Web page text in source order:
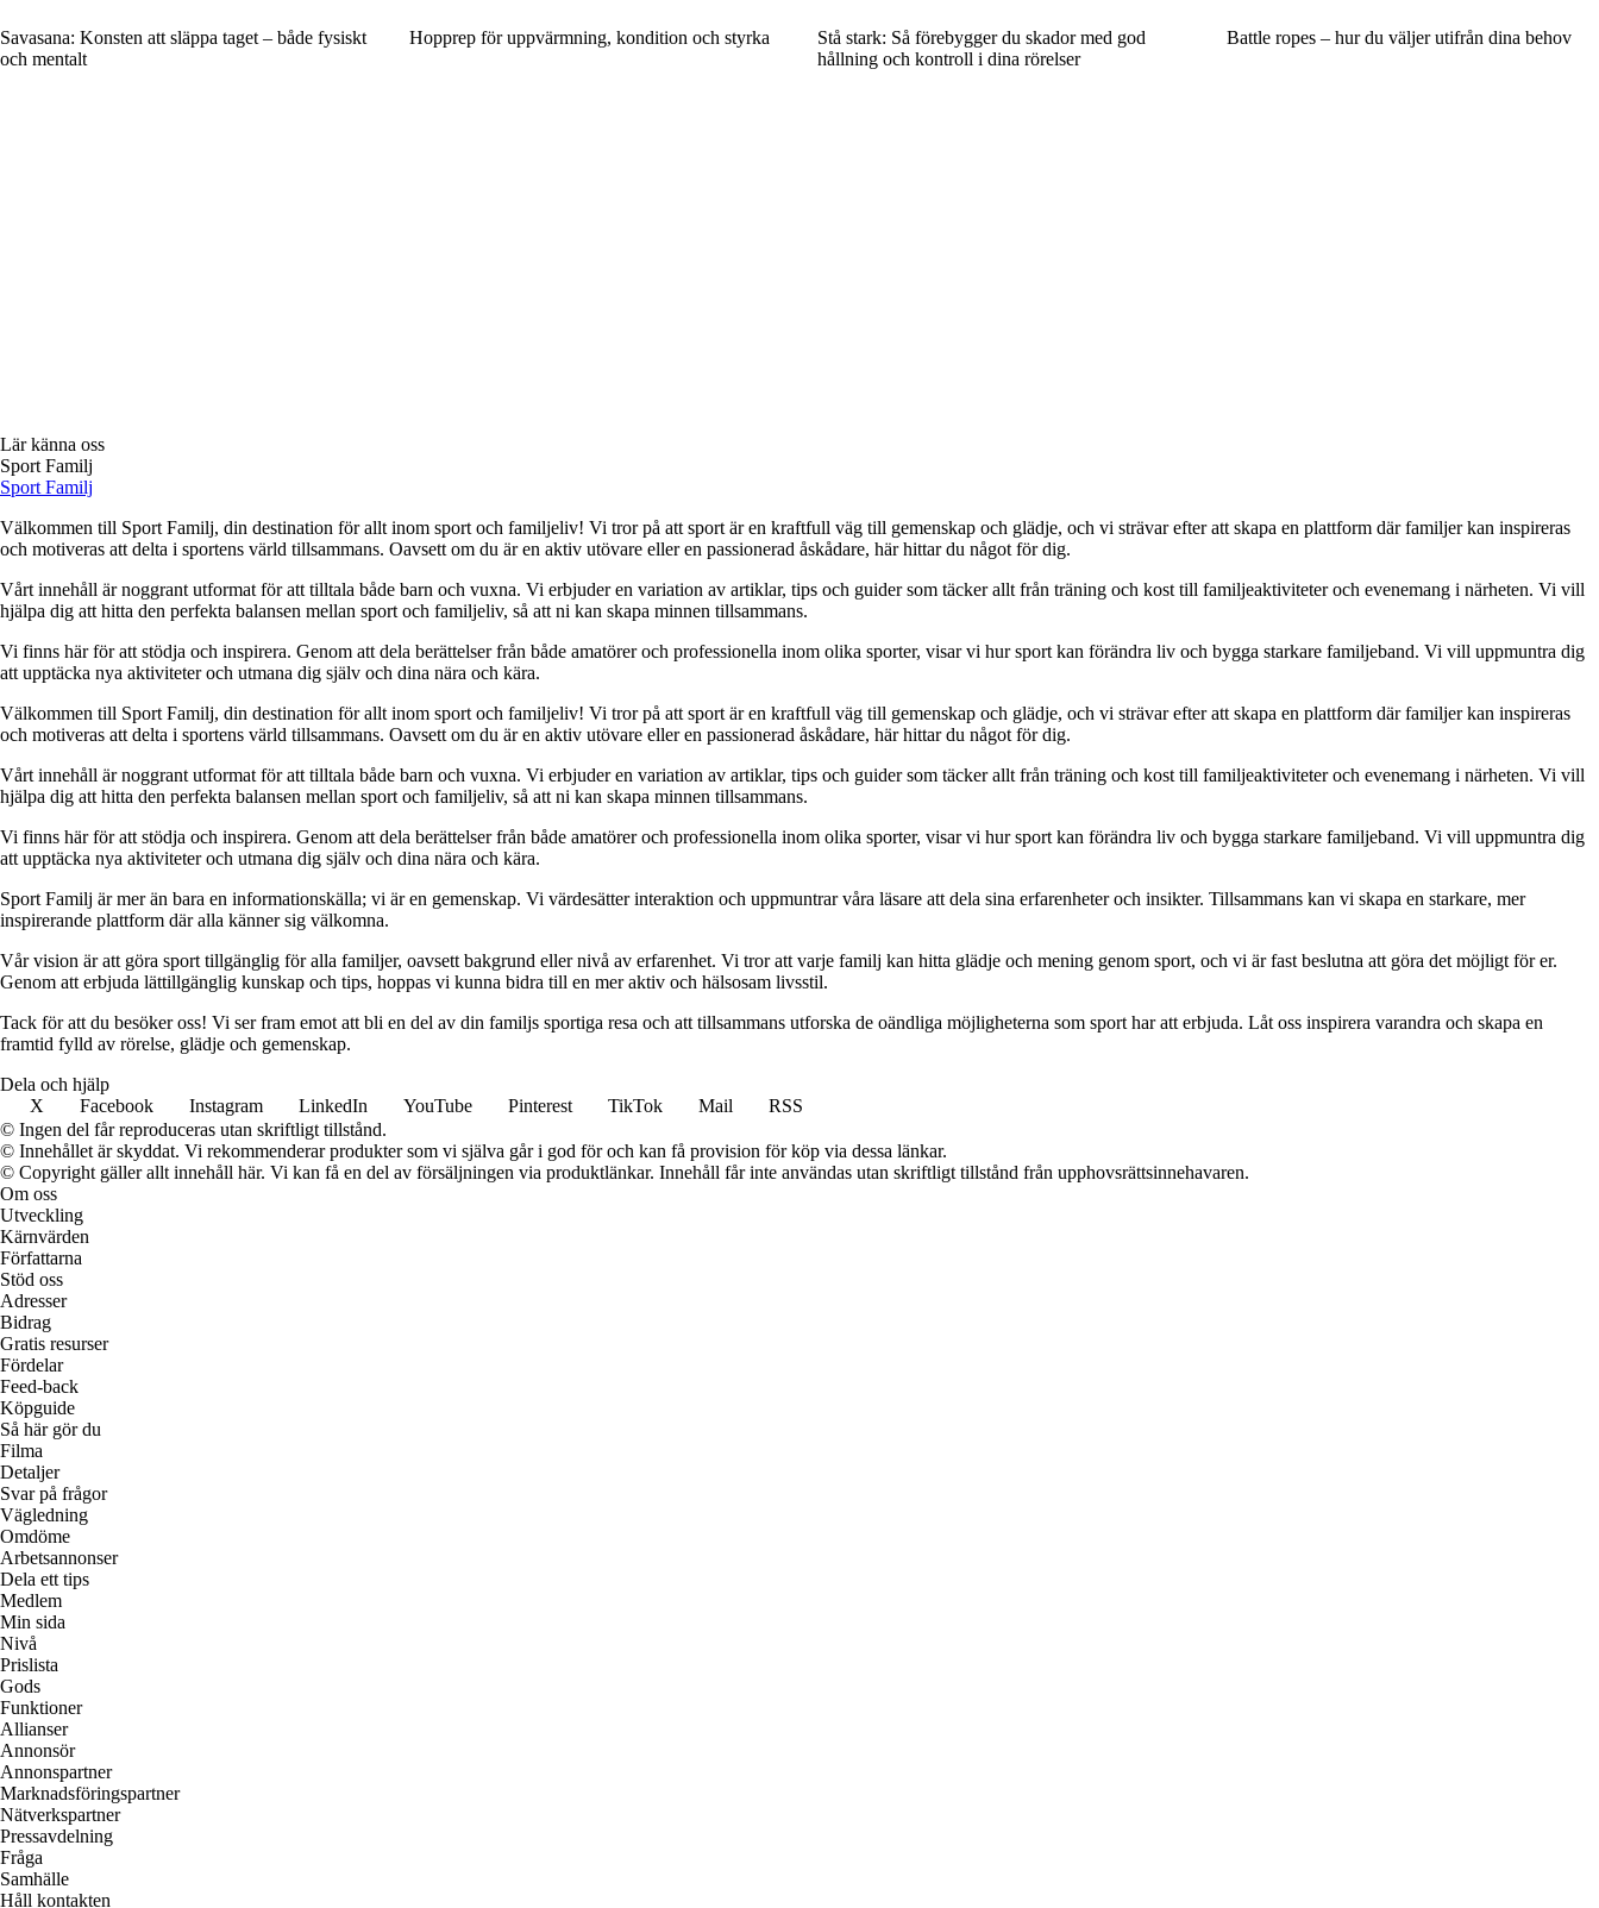
Savasana: Konsten att släppa taget – både fysiskt
och mentalt
Hopprep för uppvärmning, kondition och styrka
Stå stark: Så förebygger du skador med god
hållning och kontroll i dina rörelser
Battle ropes – hur du väljer utifrån dina behov
Lär känna oss
Sport Familj
Sport Familj
Välkommen till Sport Familj, din destination för allt inom sport och familjeliv! Vi tror på att sport är en kraftfull väg till gemenskap och glädje, och vi strävar efter att skapa en plattform där familjer kan inspireras
och motiveras att delta i sportens värld tillsammans. Oavsett om du är en aktiv utövare eller en passionerad åskådare, här hittar du något för dig.
Vårt innehåll är noggrant utformat för att tilltala både barn och vuxna. Vi erbjuder en variation av artiklar, tips och guider som täcker allt från träning och kost till familjeaktiviteter och evenemang i närheten. Vi vill
hjälpa dig att hitta den perfekta balansen mellan sport och familjeliv, så att ni kan skapa minnen tillsammans.
Vi finns här för att stödja och inspirera. Genom att dela berättelser från både amatörer och professionella inom olika sporter, visar vi hur sport kan förändra liv och bygga starkare familjeband. Vi vill uppmuntra dig
att upptäcka nya aktiviteter och utmana dig själv och dina nära och kära.
Välkommen till Sport Familj, din destination för allt inom sport och familjeliv! Vi tror på att sport är en kraftfull väg till gemenskap och glädje, och vi strävar efter att skapa en plattform där familjer kan inspireras
och motiveras att delta i sportens värld tillsammans. Oavsett om du är en aktiv utövare eller en passionerad åskådare, här hittar du något för dig.
Vårt innehåll är noggrant utformat för att tilltala både barn och vuxna. Vi erbjuder en variation av artiklar, tips och guider som täcker allt från träning och kost till familjeaktiviteter och evenemang i närheten. Vi vill
hjälpa dig att hitta den perfekta balansen mellan sport och familjeliv, så att ni kan skapa minnen tillsammans.
Vi finns här för att stödja och inspirera. Genom att dela berättelser från både amatörer och professionella inom olika sporter, visar vi hur sport kan förändra liv och bygga starkare familjeband. Vi vill uppmuntra dig
att upptäcka nya aktiviteter och utmana dig själv och dina nära och kära.
Sport Familj är mer än bara en informationskälla; vi är en gemenskap. Vi värdesätter interaktion och uppmuntrar våra läsare att dela sina erfarenheter och insikter. Tillsammans kan vi skapa en starkare, mer
inspirerande plattform där alla känner sig välkomna.
Vår vision är att göra sport tillgänglig för alla familjer, oavsett bakgrund eller nivå av erfarenhet. Vi tror att varje familj kan hitta glädje och mening genom sport, och vi är fast beslutna att göra det möjligt för er.
Genom att erbjuda lättillgänglig kunskap och tips, hoppas vi kunna bidra till en mer aktiv och hälsosam livsstil.
Tack för att du besöker oss! Vi ser fram emot att bli en del av din familjs sportiga resa och att tillsammans utforska de oändliga möjligheterna som sport har att erbjuda. Låt oss inspirera varandra och skapa en
framtid fylld av rörelse, glädje och gemenskap.
Dela och hjälp
X
Facebook Instagram LinkedIn YouTube Pinterest TikTok Mail
RSS
© Ingen del får reproduceras utan skriftligt tillstånd.
© Innehållet är skyddat. Vi rekommenderar produkter som vi själva går i god för och kan få provision för köp via dessa länkar.
© Copyright gäller allt innehåll här. Vi kan få en del av försäljningen via produktlänkar. Innehåll får inte användas utan skriftligt tillstånd från upphovsrättsinnehavaren.
Om oss
Utveckling
Kärnvärden
Författarna
Stöd oss
Adresser
Bidrag
Gratis resurser
Fördelar
Feed-back
Köpguide
Så här gör du
Filma
Detaljer
Svar på frågor
Vägledning
Omdöme
Arbetsannonser
Dela ett tips
Medlem
Min sida
Nivå
Prislista
Gods
Funktioner
Allianser
Annonsör
Annonspartner
Marknadsföringspartner
Nätverkspartner
Pressavdelning
Fråga
Samhälle
Håll kontakten